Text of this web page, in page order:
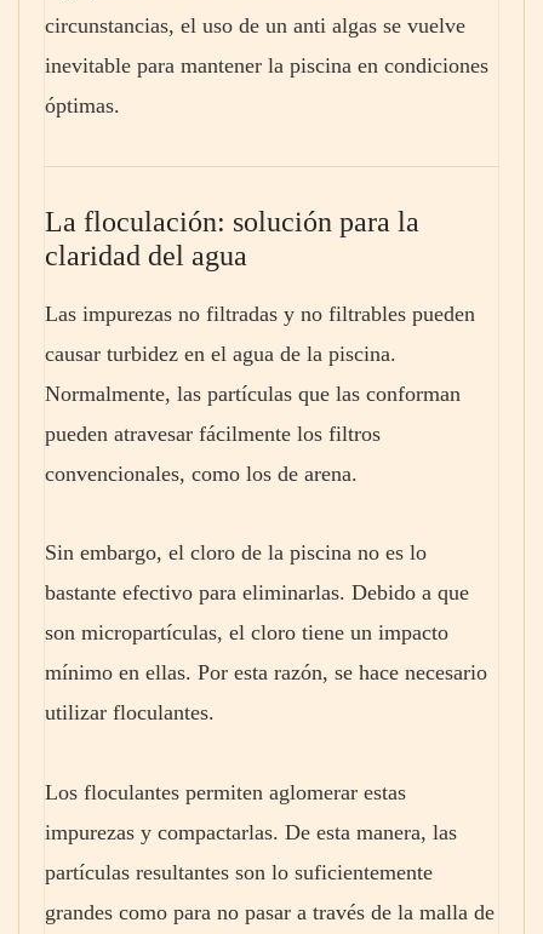
circunstancias, el uso de un anti algas se vuelve
inevitable para mantener la piscina en condiciones
óptimas.
La floculación: solución para la
claridad del agua
Las impurezas no filtradas y no filtrables pueden
causar turbidez en el agua de la piscina.
Normalmente, las partículas que las conforman
pueden atravesar fácilmente los filtros
convencionales, como los de arena.
Sin embargo, el cloro de la piscina no es lo
bastante efectivo para eliminarlas. Debido a que
son micropartículas, el cloro tiene un impacto
mínimo en ellas. Por esta razón, se hace necesario
utilizar floculantes.
Los floculantes permiten aglomerar estas
impurezas y compactarlas. De esta manera, las
partículas resultantes son lo suficientemente
grandes como para no pasar a través de la malla de